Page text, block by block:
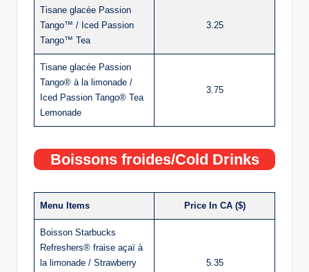
Tisane glacée Passion
Tango™ / Iced Passion
Tango™ Tea
3.25
Tisane glacée Passion
Tango® à la limonade /
Iced Passion Tango® Tea
Lemonade
3.75
Boissons froides/Cold Drinks
Menu Items Price In CA ($)
Boisson Starbucks
Refreshers® fraise açaï à
la limonade / Strawberry
5.35